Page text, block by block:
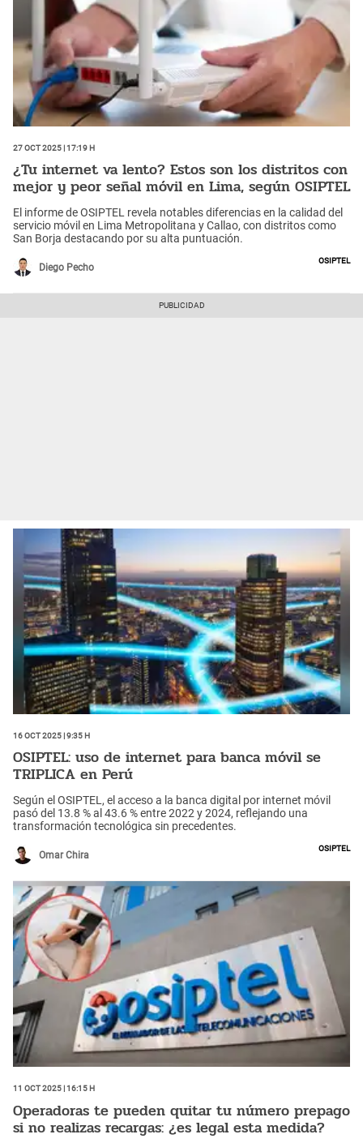
27 Oct 2025 | 17:19 h
¿Tu internet va lento? Estos son los distritos con
mejor y peor señal móvil en Lima, según OSIPTEL
El informe de OSIPTEL revela notables diferencias en la calidad del
servicio móvil en Lima Metropolitana y Callao, con distritos como
San Borja destacando por su alta puntuación.
Diego Pecho
Osiptel
16 Oct 2025 | 9:35 h
OSIPTEL: uso de internet para banca móvil se
TRIPLICA en Perú
Según el OSIPTEL, el acceso a la banca digital por internet móvil
pasó del 13.8 % al 43.6 % entre 2022 y 2024, reflejando una
transformación tecnológica sin precedentes.
Omar Chira
Osiptel
11 Oct 2025 | 16:15 h
Operadoras te pueden quitar tu número prepago
si no realizas recargas: ¿es legal esta medida?